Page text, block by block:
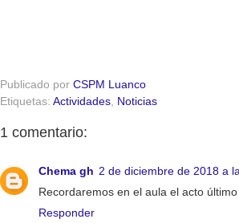
Publicado por CSPM Luanco
Etiquetas: Actividades Noticias
1 comentario:
Chema gh 2 de diciembre de 2018 a
Recordaremos en el aula el acto
Responder